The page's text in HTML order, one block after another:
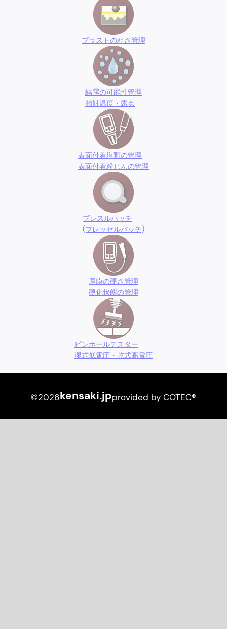
ブラストの粗さ管理
結露の可能性管理
相対温度・露点
表面付着塩類の管理
表面付着粉じんの管理
ブレスルパッチ
(ブレッセルパッチ)
厚膜の硬さ管理
硬化状態の管理
ピンホールテスター
湿式低電圧・乾式高電圧
©2026kensaki.jpprovided by COTEC®